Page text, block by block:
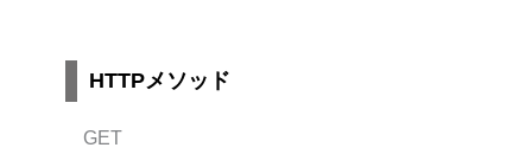
HTTPメソッド
GET